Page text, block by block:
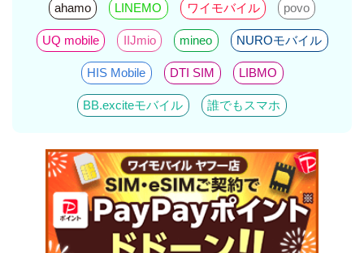
ahamo LINEMO ワイモバイル povo
UQ mobile IIJmio mineo NUROモバイル
HIS Mobile DTI SIM LIBMO
BB.exciteモバイル 誰でもスマホ